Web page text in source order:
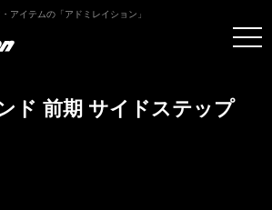
アイテムの「アドミレイション」
ド 前期 サイドステップ